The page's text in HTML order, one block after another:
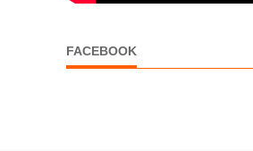
FACEBOOK